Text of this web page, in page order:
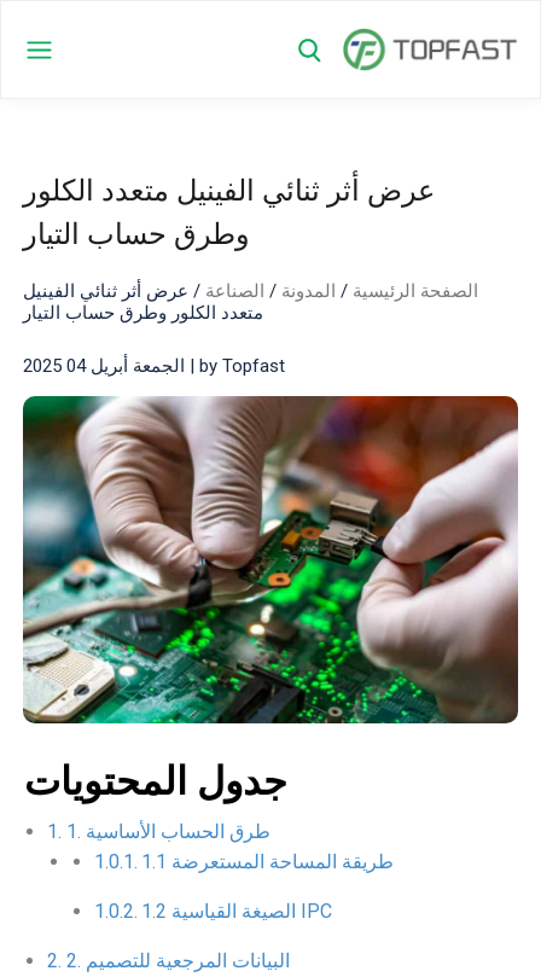
عرض أثر ثنائي الفينيل متعدد الكلور
وطرق حساب التيار
الصفحة الرئيسية / المدونة / الصناعة / عرض أثر ثنائي الفينيل
متعدد الكلور وطرق حساب التيار
by Topfast | الجمعة أبريل 04 2025
جدول المحتويات
1. طرق الحساب الأساسية
1.1 طريقة المساحة المستعرضة
1.2 الصيغة القياسية IPC
2. البيانات المرجعية للتصميم